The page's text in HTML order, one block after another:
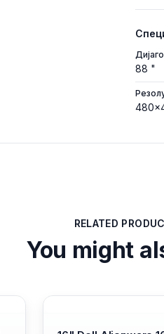
88 "
RELATED
You might